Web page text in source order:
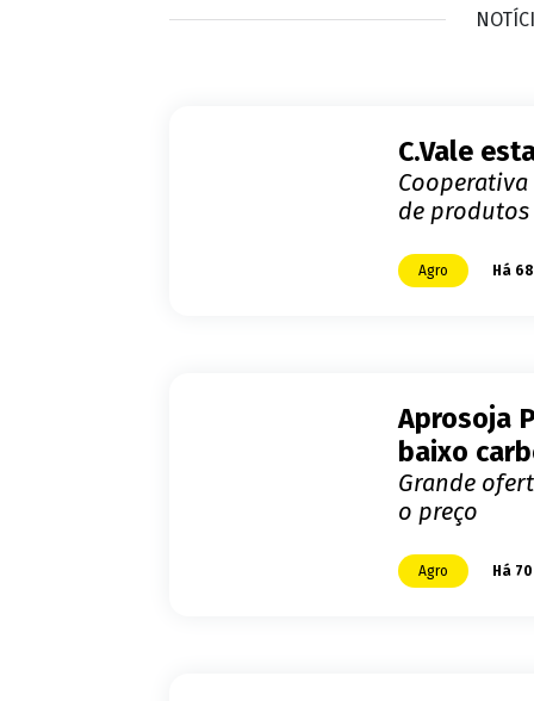
C.Vale
de
Agro Há
Aprosoja
baixo
Grande
o preço
Agro Há